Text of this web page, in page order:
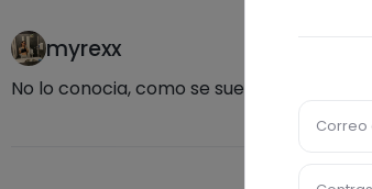
myrexx
No lo conocia, como se suele comer?
Correo